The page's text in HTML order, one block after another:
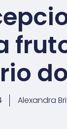
Alexandra